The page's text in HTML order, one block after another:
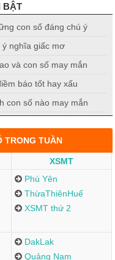
BẬT
con số đáng chú ý
ý nghĩa giấc mơ
và con số may mắn
báo tốt hay xấu
con số nào may mắn
TRONG TUẦN
XSMT
Phú Yên
ThừaThiênHuế
XSMT thứ 2
DakLak
Quảng Nam